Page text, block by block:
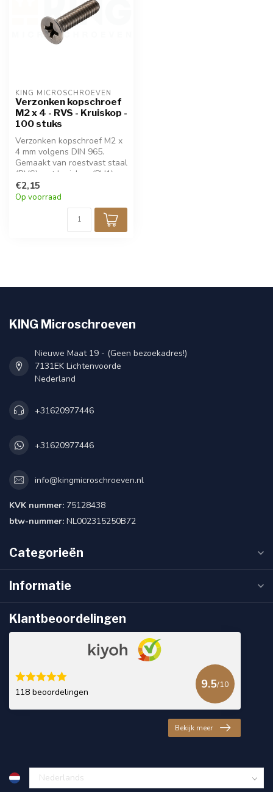
KING MICROSCHROEVEN
Verzonken kopschroef
M2 x 4 - RVS - Kruiskop -
100 stuks
Verzonken kopschroef M2 x
4 mm volgens DIN 965.
Gemaakt van roestvast staal
(RVS) met kruiskop (PH1).
Ideaal voor nette, vlakke
bevestiging in metaal,
kunststof of hout.
Corrosiebestendig en
duurzaam. Verpakt per 100
€2,15
Op voorraad
KING Microschroeven
Nieuwe Maat 19 - (Geen bezoekadres!)
7131EK Lichtenvoorde
Nederland
+31620977446
+31620977446
info@kingmicroschroeven.nl
KVK nummer: 75128438
btw-nummer: NL002315250B72
Categorieën
Informatie
Klantbeoordelingen
118 beoordelingen
9.5/10
Bekijk meer